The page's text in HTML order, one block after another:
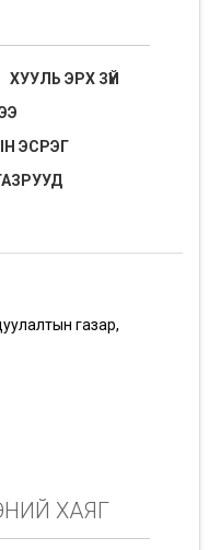
ХУУЛЬ ЭРХ ЗҮЙ
ЭСРЭГ
газар,
ХАЯГ